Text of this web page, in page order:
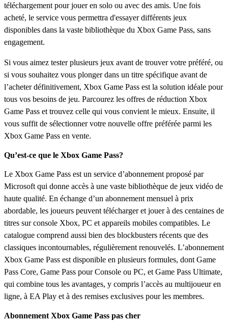
téléchargement pour jouer en solo ou avec des amis. Une fois
acheté, le service vous permettra d'essayer différents jeux
disponibles dans la vaste bibliothèque du Xbox Game Pass, sans
engagement.
Si vous aimez tester plusieurs jeux avant de trouver votre préféré, ou
si vous souhaitez vous plonger dans un titre spécifique avant de
l’acheter définitivement, Xbox Game Pass est la solution idéale pour
tous vos besoins de jeu. Parcourez les offres de réduction Xbox
Game Pass et trouvez celle qui vous convient le mieux. Ensuite, il
vous suffit de sélectionner votre nouvelle offre préférée parmi les
Xbox Game Pass en vente.
Qu’est-ce que le Xbox Game Pass?
Le Xbox Game Pass est un service d’abonnement proposé par
Microsoft qui donne accès à une vaste bibliothèque de jeux vidéo de
haute qualité. En échange d’un abonnement mensuel à prix
abordable, les joueurs peuvent télécharger et jouer à des centaines de
titres sur console Xbox, PC et appareils mobiles compatibles. Le
catalogue comprend aussi bien des blockbusters récents que des
classiques incontournables, régulièrement renouvelés. L’abonnement
Xbox Game Pass est disponible en plusieurs formules, dont Game
Pass Core, Game Pass pour Console ou PC, et Game Pass Ultimate,
qui combine tous les avantages, y compris l’accès au multijoueur en
ligne, à EA Play et à des remises exclusives pour les membres.
Abonnement Xbox Game Pass pas cher